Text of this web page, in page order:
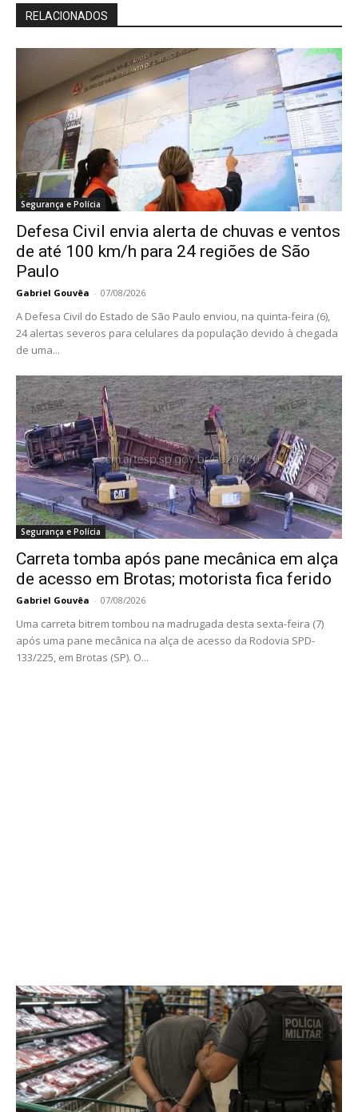
RELACIONADOS
Segurança e Polícia
Defesa Civil envia alerta de chuvas e ventos
de até 100 km/h para 24 regiões de São
Paulo
Gabriel Gouvêa - 07/08/2026
A Defesa Civil do Estado de São Paulo enviou, na quinta-feira (6),
24 alertas severos para celulares da população devido à chegada
de uma...
Segurança e Polícia
Carreta tomba após pane mecânica em alça
de acesso em Brotas; motorista fica ferido
Gabriel Gouvêa - 07/08/2026
Uma carreta bitrem tombou na madrugada desta sexta-feira (7)
após uma pane mecânica na alça de acesso da Rodovia SPD-
133/225, em Brotas (SP). O...